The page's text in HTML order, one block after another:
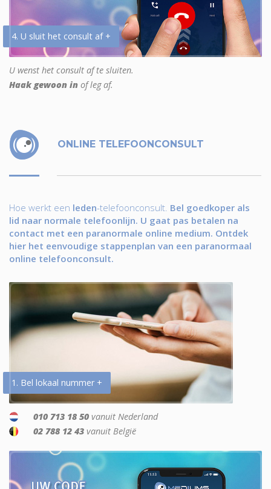
4. U sluit het consult af +
U wenst het consult af te sluiten.
Haak gewoon in of leg af.
ONLINE TELEFOONCONSULT
Hoe werkt een leden-telefoonconsult. Bel goedkoper als
lid naar normale telefoonlijn. U gaat pas betalen na
contact met een paranormale online medium. Ontdek
hier het eenvoudige stappenplan van een paranormaal
online telefoonconsult.
1. Bel lokaal nummer +
010 713 18 50 vanuit Nederland
02 788 12 43 vanuit België